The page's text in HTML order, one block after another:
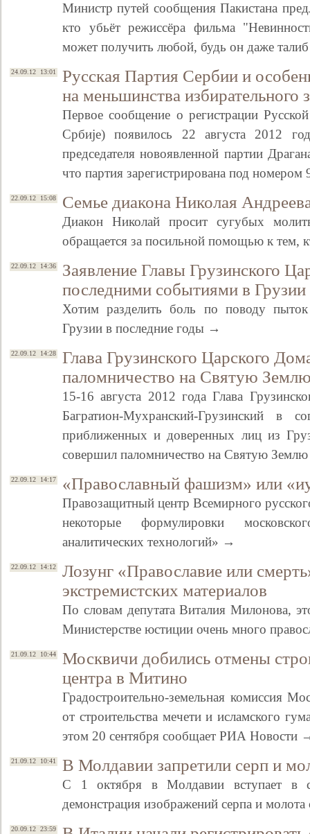
Министр путей сообщения Пакистана
кто убьёт режиссёра фильма
может получить любой, будь он даже
24.09.12 13:01
Русская Партия Сербии и
на меньшинства избирательного
Первое сообщение о регистрации
Србиjе) появилось 22 августа 2012
председателя новоявленной партии
что партия зарегистрирована под
22.09.12 15:08 Семье диакона Николая
Диакон Николай просит сугубых
обращается за посильной помощью к тем,
22.09.12 14:36
Заявление Главы Грузинского
последними событиями в Грузии
Хотим разделить боль по поводу
Грузии в последние годы →
22.09.12 14:28
Глава Грузинского Царского
паломничество на Святую
15-16 августа 2012 года Глава
Багратион-Мухранский-Грузинский в
приближенных и доверенных лиц из
совершил паломничество на Святую
22.09.12 14:17 «Православный фашизм» или
Правозащитный центр Всемирного
некоторые формулировки
аналитических технологий» →
22.09.12 14:12
Лозунг «Православие или
экстремистских материалов
По словам депутата Виталия Милонова,
Министерстве юстиции очень много
21.09.12 10:44
Москвичи добились отмены
центра в Митино
Градостроительно-земельная комиссия
от строительства мечети и исламского
этом 20 сентября сообщает РИА Новости
21.09.12 10:41 В Молдавии запретили серп и
С 1 октября в Молдавии вступает в
демонстрация изображений серпа и
20.09.12 23:59
Свидетельство